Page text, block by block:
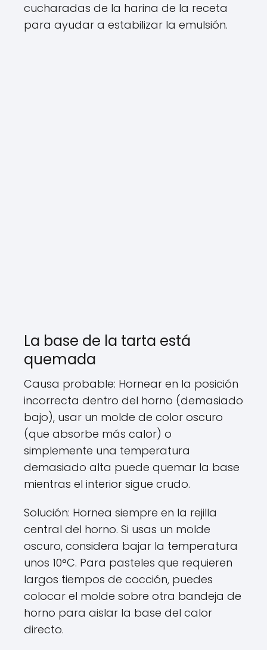
cucharadas de la harina de la receta
para ayudar a estabilizar la emulsión.
La base de la tarta está
quemada
Causa probable: Hornear en la posición
incorrecta dentro del horno (demasiado
bajo), usar un molde de color oscuro
(que absorbe más calor) o
simplemente una temperatura
demasiado alta puede quemar la base
mientras el interior sigue crudo.
Solución: Hornea siempre en la rejilla
central del horno. Si usas un molde
oscuro, considera bajar la temperatura
unos 10°C. Para pasteles que requieren
largos tiempos de cocción, puedes
colocar el molde sobre otra bandeja de
horno para aislar la base del calor
directo.